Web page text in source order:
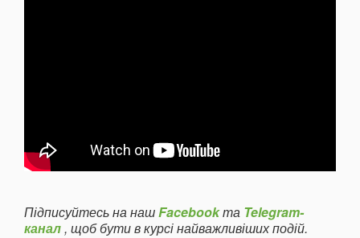
Підписуйтесь на нашFacebookта Telegram-
канал, щоб бути в курсі найважливіших подій.